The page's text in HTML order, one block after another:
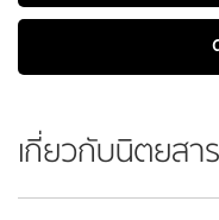
เกี่ยวกับนิตยสา